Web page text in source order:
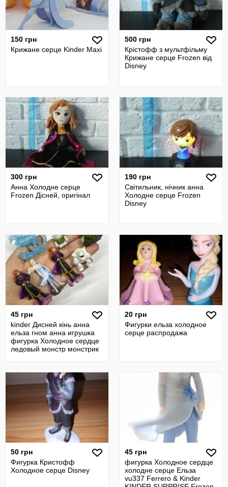
150 грн
Крижане серце Kinder Maxi
500 грн
Крістофф з мультфільму
Крижане серце Frozen від
Disney
300 грн
Анна Холодне серце
Frozen Дісней, оригінал
190 грн
Світильник, нічник анна
Холодне серце Frozen
Disney
45 грн
kinder Дисней кінь анна
ельза гном анна игрушка
фигурка Холодное сердце
ледовый монстр монстрик
20 грн
Фигурки ельза холодное
серце распродажа
50 грн
Фигурка Кристофф
Холодное серце Disney
45 грн
фигурка Холодное сердце
холодне серце Ельза
vu337 Ferrero & Kinder